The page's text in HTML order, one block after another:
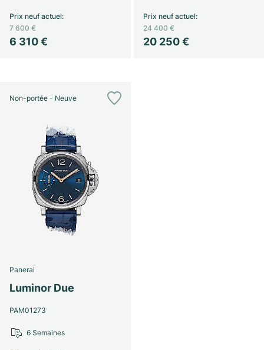
6 310 €
Prix neuf actuel:
7 600 €
20 250 €
Prix neuf actuel:
24 400 €
Non-portée - Neuve
Panerai
Luminor Due
PAM01273
6 Semaines